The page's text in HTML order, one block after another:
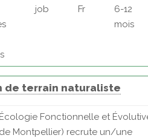
job Fr
6-12
mois
de terrain naturaliste
Fonctionnelle et
Montpellier) recrute un/une